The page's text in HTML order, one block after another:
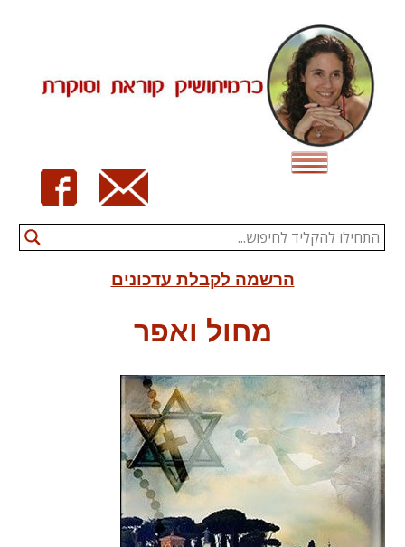
content
הרשמה לקבלת עדכונים
מחול ואפר